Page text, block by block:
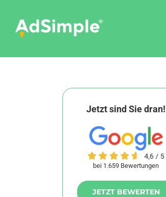
content
Jetzt sind Sie dran!
bei 1.659 Bewertungen
JETZT BEWERTEN